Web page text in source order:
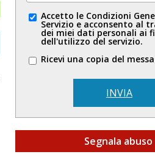
Accetto le Condizioni
Servizio e acconsento al
dei miei dati personali ai
dell'utilizzo del servizio.
Ricevi una copia del
INVIA
Segnala abuso